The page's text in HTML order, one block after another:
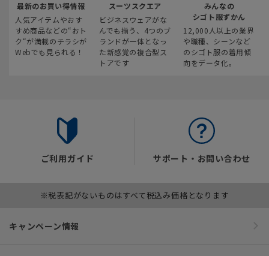
最新のお買い得情報
人気アイテムやおす
すめ商品などの“おト
ク“が満載のチラシが
Webでも見られる！
スーツスクエア
ビジネスウェアがな
んでも揃う、4つのブ
ランドが一体となっ
た新感覚の複合型ス
トアです
みんなの
シゴト服ずかん
12,000人以上の業界
や職種、シーンなど
のシゴト服の着用傾
向をデータ化。
ご利用ガイド サポート・お問い合わせ
※税表記がないものはすべて税込み価格となります
キャンペーン情報